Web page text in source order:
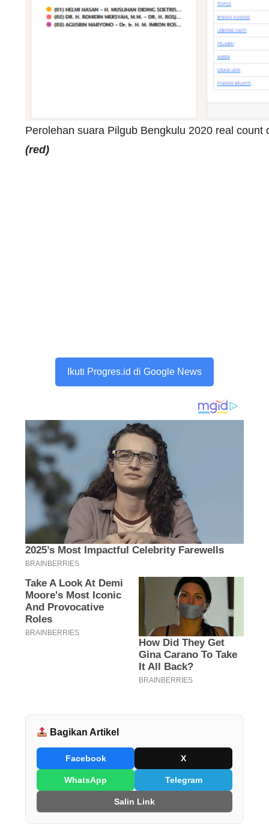
Perolehan suara Pilgub Bengkulu 2020 real count
(red)
Ikuti Progres.id di Google News
Bagikan Artikel
Facebook X
WhatsApp Telegram
Salin Link